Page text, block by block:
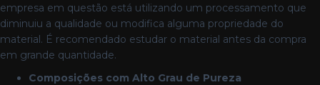
empresa em questão está utilizando um processamento que
diminuiu a qualidade ou modifica alguma propriedade do
material. É recomendado estudar o material antes da compra
em grande quantidade.
Composições com Alto Grau de Pureza